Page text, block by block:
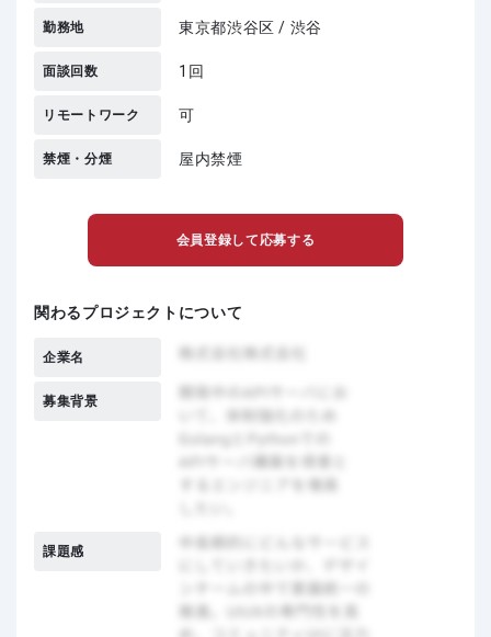
勤務地 東京都渋谷区 / 渋谷
面談回数 1回
リモートワーク 可
禁煙・分煙 屋内禁煙
会員登録して応募する
関わるプロジェクトについて
企業名
募集背景
課題感